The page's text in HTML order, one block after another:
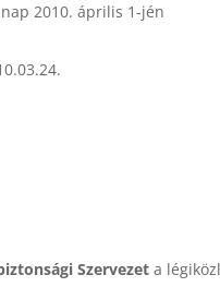
nap 2010. április 1-jén
Szervezeta